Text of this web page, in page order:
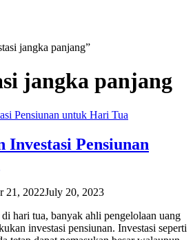
jangka panjang”
jangka panjang
Pensiunan
21, 2022July 20, 2023
hari tua, banyak ahli pengelolaan uang
investasi pensiunan. Investasi seperti